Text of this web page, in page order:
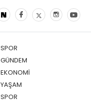
SPOR
GÜNDEM
EKONOMİ
YAŞAM
SPOR